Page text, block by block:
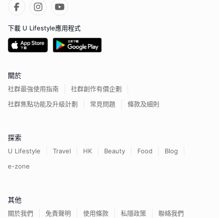
下載 U Lifestyle應用程式
關於
社群最強使用指南
社群創作有價企劃
社群焦點功能及升級計劃
常見問題 條款及細則
探索
U Lifestyle Travel HK Beauty Food
Blog
e-zone
其他
關於我們 免責聲明 使用條款 私隱政策 聯絡我們